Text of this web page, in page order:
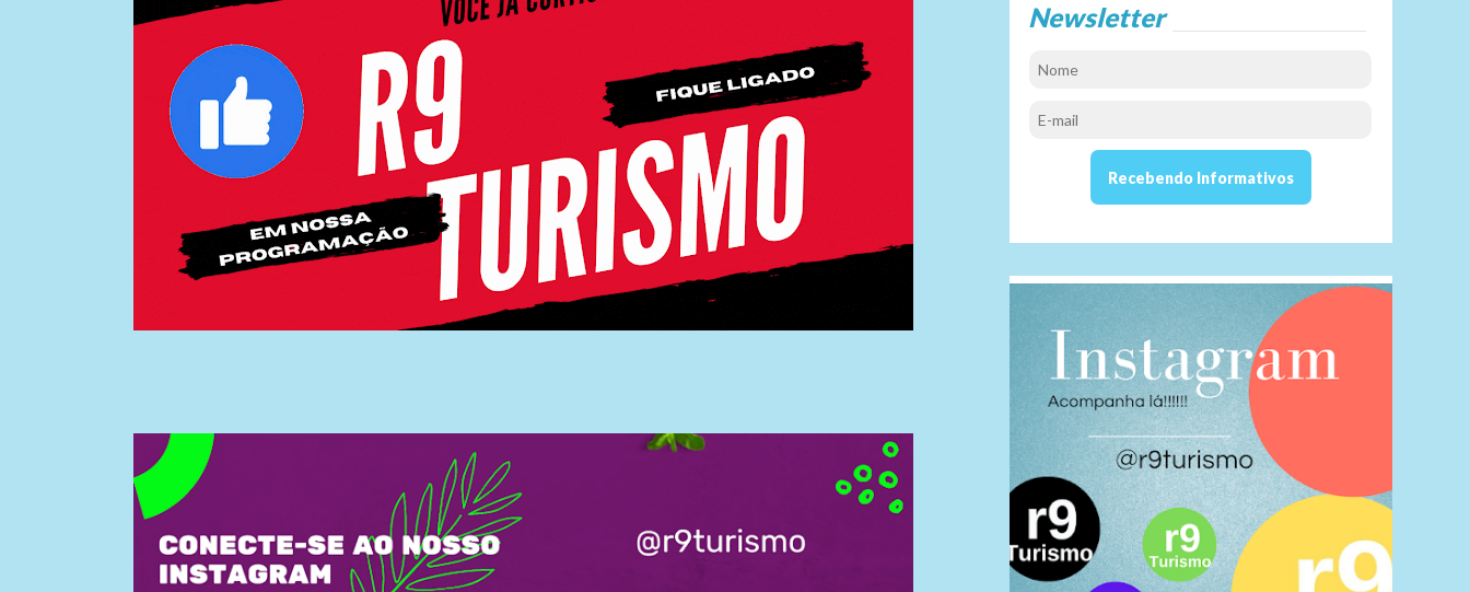
Newsletter